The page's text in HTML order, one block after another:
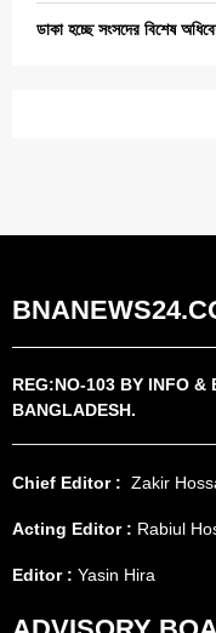
ডাকা হচ্ছে সংসদের বিশেষ
REG:NO-103 BY INFO &
BANGLADESH.
Chief Editor : Zakir
Acting Editor : Rabiul
Editor : Yasin Hira